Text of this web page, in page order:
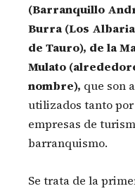
(Barranquillo
Burra (Los
de Tauro), de la
Mulato
nombre), que son
utilizados tanto
empresas de
barranquismo.
Se trata de la